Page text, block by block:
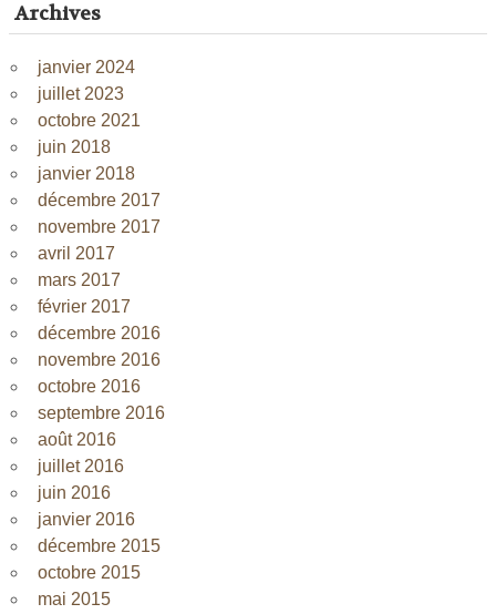
Archives
janvier 2024
juillet 2023
octobre 2021
juin 2018
janvier 2018
décembre 2017
novembre 2017
avril 2017
mars 2017
février 2017
décembre 2016
novembre 2016
octobre 2016
septembre 2016
août 2016
juillet 2016
juin 2016
janvier 2016
décembre 2015
octobre 2015
mai 2015